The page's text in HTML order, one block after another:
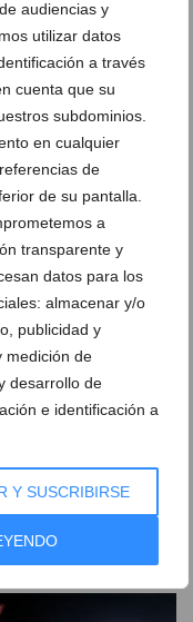
audiencias y
utilizar datos
a través
cuenta que su
subdominios.
en cualquier
de
de su pantalla.
a
transparente y
datos para los
almacenar y/o
publicidad y
medición de
desarrollo de
e identificación a
Y SUSCRIBIRSE
en el
para eventos